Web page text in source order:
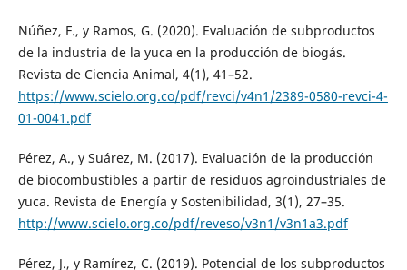
Núñez, F., y Ramos, G. (2020). Evaluación de subproductos
de la industria de la yuca en la producción de biogás.
Revista de Ciencia Animal, 4(1), 41–52.
https://www.scielo.org.co/pdf/revci/v4n1/2389-0580-revci-4-
01-0041.pdf
Pérez, A., y Suárez, M. (2017). Evaluación de la producción
de biocombustibles a partir de residuos agroindustriales de
yuca. Revista de Energía y Sostenibilidad, 3(1), 27–35.
http://www.scielo.org.co/pdf/reveso/v3n1/v3n1a3.pdf
Pérez, J., y Ramírez, C. (2019). Potencial de los subproductos